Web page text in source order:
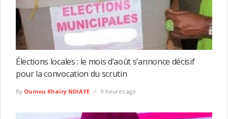
Élections locales : le mois d’août s’annonce décisif
pour la convocation du scrutin
By Oumou Khaïry NDIAYE 9 heures ago